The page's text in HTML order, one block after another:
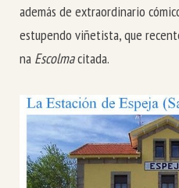
además de extraordinario
estupendo viñetista, que
na Escolmacitada.